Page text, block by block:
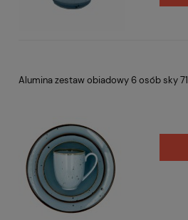
Alumina zestaw obiadowy 6 osób sky 71